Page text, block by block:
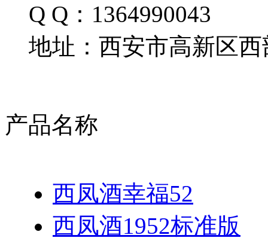
Q Q：1364990043
地址：西安市高新区西
产品名称
西凤酒幸福52
西凤酒1952标准版